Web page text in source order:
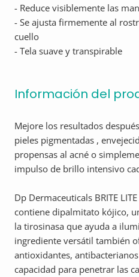
- Reduce visiblemente las
- Se ajusta firmemente al
cuello
- Tela suave y transpirable
Información del
Mejore los resultados
pieles pigmentadas ,
propensas al acné o
impulso de brillo intensivo
Dp Dermaceuticals BRITE
contiene dipalmitato kójico,
la tirosinasa que ayuda a
ingrediente versátil también
antioxidantes,
capacidad para penetrar las